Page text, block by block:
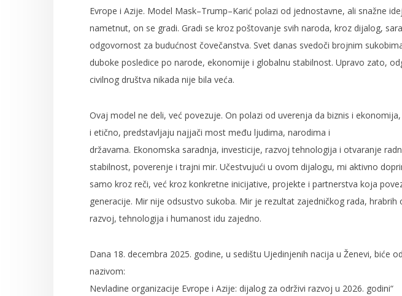
Evrope i Azije. Model Mask–Trump–Karić polazi od jednostavne, ali snažne
nametnut, on se gradi. Gradi se kroz poštovanje svih naroda, kroz dijalog,
odgovornost za budućnost čovečanstva. Svet danas svedoči brojnim
duboke posledice po narode, ekonomije i globalnu stabilnost. Upravo zato,
civilnog društva nikada nije bila veća.
Ovaj model ne deli, već povezuje. On polazi od uverenja da biznis i
i etično, predstavljaju najjači most među ljudima, narodima i
državama. Ekonomska saradnja, investicije, razvoj tehnologija i otvaranje
stabilnost, poverenje i trajni mir. Učestvujući u ovom dijalogu, mi aktivno
samo kroz reči, već kroz konkretne inicijative, projekte i partnerstva koja
generacije. Mir nije odsustvo sukoba. Mir je rezultat zajedničkog rada, hrabrih
razvoj, tehnologija i humanost idu zajedno.
Dana 18. decembra 2025. godine, u sedištu Ujedinjenih nacija u Ženevi, biće
nazivom:
Nevladine organizacije Evrope i Azije: dijalog za održivi razvoj u 2026. godini“